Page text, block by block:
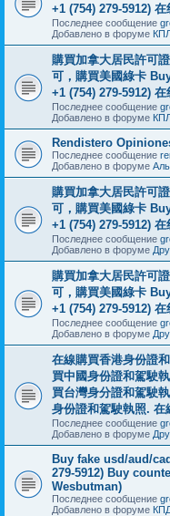
+1 (754) 279-5912)
Последнее сообщение
Добавлено в форуме
購買加拿大居民許可
可，購買美國綠卡
+1 (754) 279-5912)
Последнее сообщение
Добавлено в форуме
Rendistero
Последнее сообщение
Добавлено в форуме
購買加拿大居民許可
可，購買美國綠卡
+1 (754) 279-5912)
Последнее сообщение
Добавлено в форуме
購買加拿大居民許可
可，購買美國綠卡
+1 (754) 279-5912)
Последнее сообщение
Добавлено в форуме
在線購買香港身份證
買中國身份證和駕駛
買台灣身分證和駕駛
身份證和駕駛執照. 在
Последнее сообщение
Добавлено в форуме
Buy fake usd/aud/
279-5912) Buy
Wesbutman)
Последнее сообщение
Добавлено в форуме